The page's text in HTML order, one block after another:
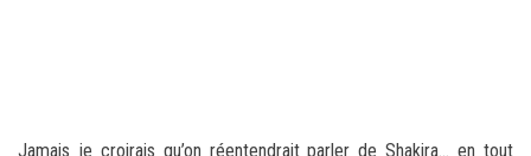
Jamais je croirais qu’on réentendrait parler de Shakira… en tout